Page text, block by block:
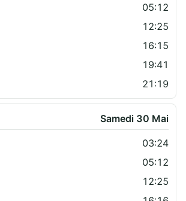
05:12
12:25
16:15
19:41
21:19
Samedi 30 Mai
03:24
05:12
12:25